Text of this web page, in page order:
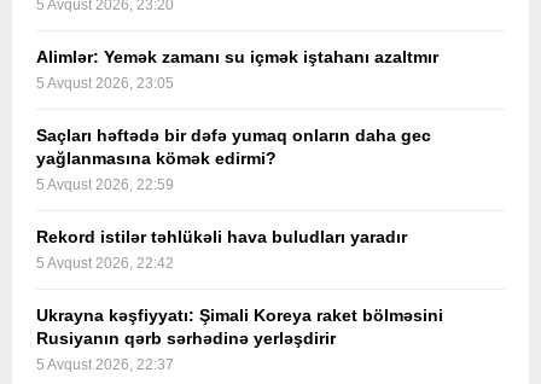
5 Avqust 2026, 23:20
Alimlər: Yemək zamanı su içmək iştahanı azaltmır
5 Avqust 2026, 23:05
Saçları həftədə bir dəfə yumaq onların daha gec
yağlanmasına kömək edirmi?
5 Avqust 2026, 22:59
Rekord istilər təhlükəli hava buludları yaradır
5 Avqust 2026, 22:42
Ukrayna kəşfiyyatı: Şimali Koreya raket bölməsini
Rusiyanın qərb sərhədinə yerləşdirir
5 Avqust 2026, 22:37